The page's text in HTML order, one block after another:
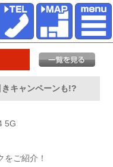
キャンペーンも!?
5G
ご紹介！